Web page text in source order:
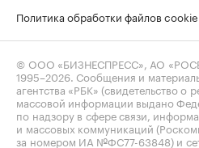
Политика обработки файлов cookie
© ООО «БИЗНЕСПРЕСС», АО
1995–2026 . Сообщения и
агентства «РБК» (свидетельство о
массовой информации выдано
по надзору в сфере связи,
и массовых коммуникаций
за номером ИА №ФС77-63848) и